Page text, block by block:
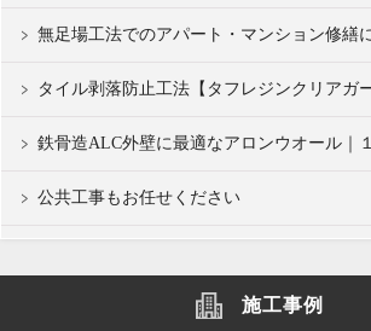
無足場工法でのアパート・マンション修繕
タイル剥落防止工法【タフレジンクリアガ
鉄骨造ALC外壁に最適なアロンウオール｜
公共工事もお任せください
施工事例